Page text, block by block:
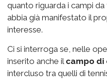
quanto riguarda i campi
abbia già manifestato il
interesse.
Ci si interroga se, nelle
inserito anche il campo
intercluso tra quelli di